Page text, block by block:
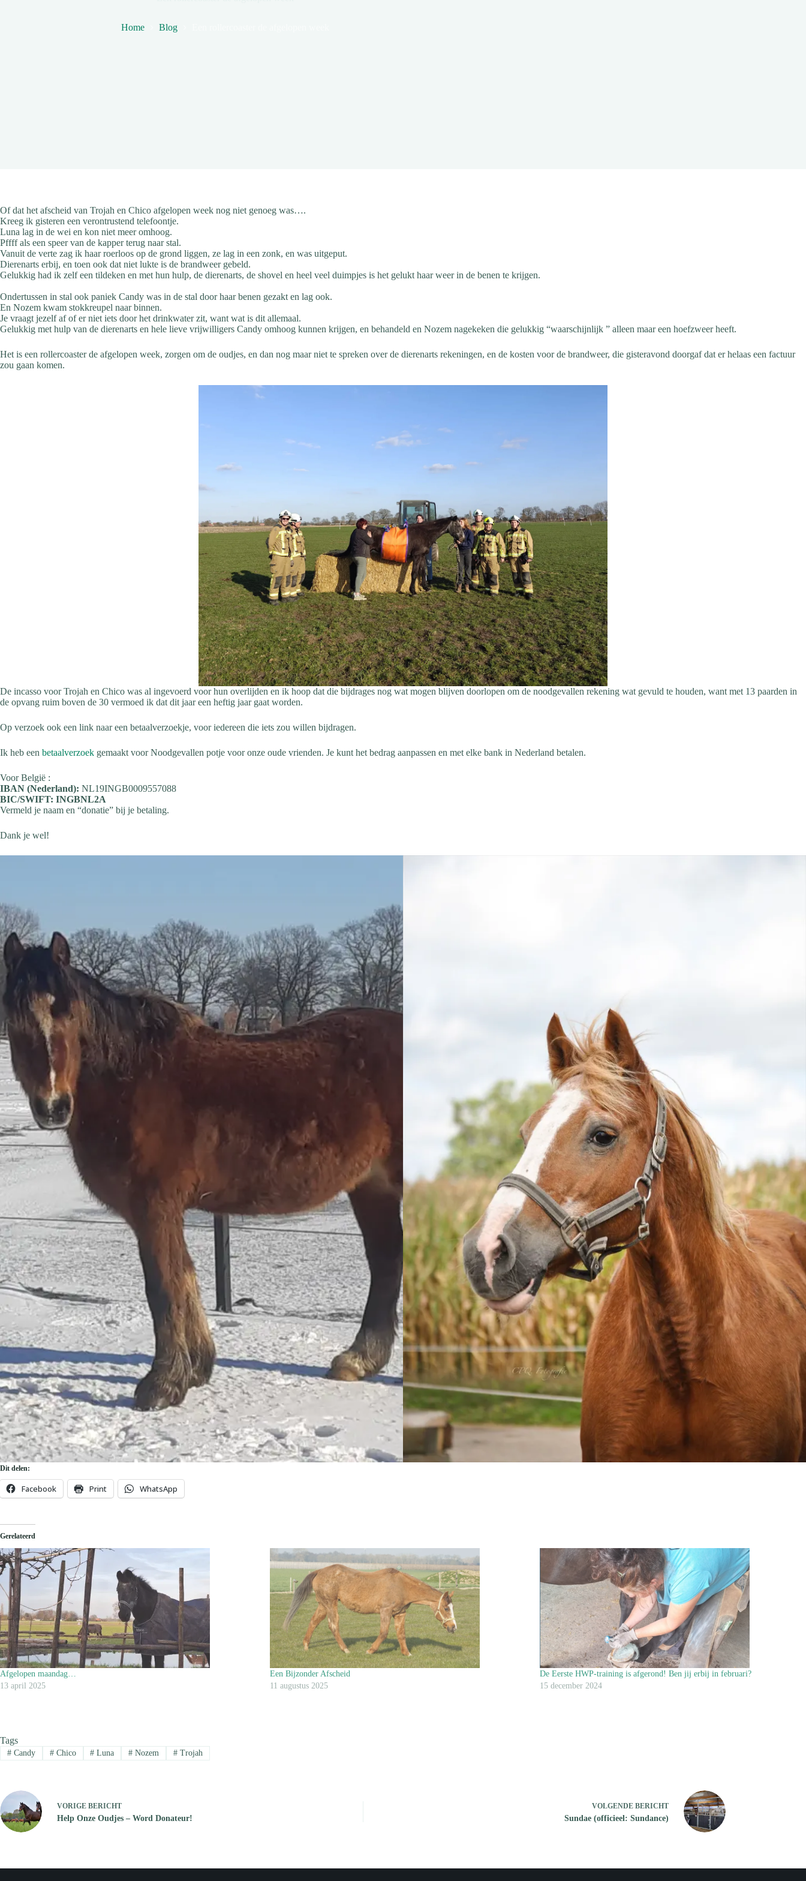
Home Blog
Of dat het afscheid van Trojah en Chico afgelopen week nog niet genoeg was….
Kreeg ik gisteren een verontrustend telefoontje.
Luna lag in de wei en kon niet meer omhoog.
Pffff als een speer van de kapper terug naar stal.
Vanuit de verte zag ik haar roerloos op de grond liggen, ze lag in een zonk, en was uitgeput.
Dierenarts erbij, en toen ook dat niet lukte is de brandweer gebeld.
Gelukkig had ik zelf een tildeken en met hun hulp, de dierenarts, de shovel en heel veel duimpjes is het gelukt haar weer in de benen te krijgen.
Ondertussen in stal ook paniek Candy was in de stal door haar benen gezakt en lag ook.
En Nozem kwam stokkreupel naar binnen.
Je vraagt jezelf af of er niet iets door het drinkwater zit, want wat is dit allemaal.
Gelukkig met hulp van de dierenarts en hele lieve vrijwilligers Candy omhoog kunnen krijgen, en behandeld en Nozem nagekeken die gelukkig “waarschijnlijk ” alleen maar een hoefzweer heeft.
Het is een rollercoaster de afgelopen week, zorgen om de oudjes, en dan nog maar niet te spreken over de dierenarts rekeningen, en de kosten voor de brandweer, die gisteravond doorgaf dat er helaas een factuur
zou gaan komen.
De incasso voor Trojah en Chico was al ingevoerd voor hun overlijden en ik hoop dat die bijdrages nog wat mogen blijven doorlopen om de noodgevallen rekening wat gevuld te houden, want met 13 paarden in
de opvang ruim boven de 30 vermoed ik dat dit jaar een heftig jaar gaat worden.
Op verzoek ook een link naar een betaalverzoekje, voor iedereen die iets zou willen bijdragen.
Ik heb een betaalverzoek gemaakt voor Noodgevallen potje voor onze oude vrienden. Je kunt het bedrag aanpassen en met elke bank in Nederland betalen.
Voor België :
IBAN (Nederland): NL19INGB0009557088
BIC/SWIFT: INGBNL2A
Vermeld je naam en “donatie” bij je betaling.
Dank je wel!
Dit delen:
Facebook Print WhatsApp
Gerelateerd
Afgelopen maandag…
13 april 2025
Een Bijzonder Afscheid
11 augustus 2025
De Eerste HWP-training is afgerond! Ben jij erbij in februari?
15 december 2024
Tags
#Candy #Chico # Luna # Nozem # Trojah
VORIGE BERICHT
Help Onze Oudjes – Word Donateur!
VOLGENDE BERICHT
Sundae (officieel: Sundance)